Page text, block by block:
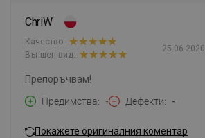
ChriW
25-06-2020
Качество:
Външен вид:
Препоръчвам!
Предимства
- Дефекти -
Покажете оригиналния коментар